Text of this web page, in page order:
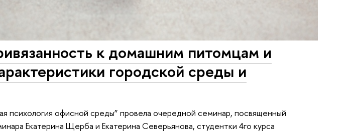
к домашним питомцам и
городской среды и
психология офисной среды” провела очередной семинар, посвященный
Екатерина Щерба и Екатерина Северьянова, студентки 4го курса